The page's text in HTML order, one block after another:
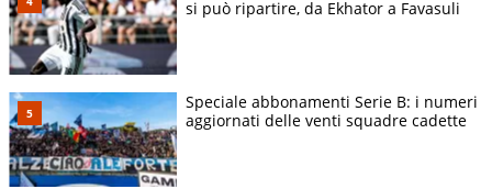
si può ripartire, da Ekhator a Favasuli
Speciale abbonamenti Serie B: i numeri
aggiornati delle venti squadre cadette